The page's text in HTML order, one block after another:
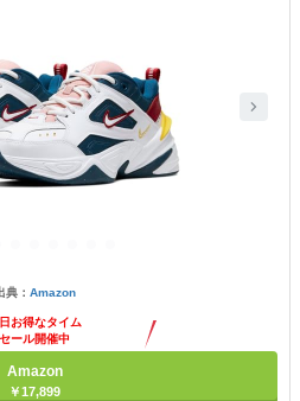
典： Amazon
お得なタイム
セール開催中
Amazon
￥17,899